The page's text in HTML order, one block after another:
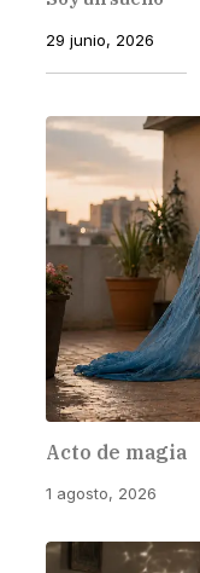
29 junio, 2026
Acto de magia
1 agosto, 2026